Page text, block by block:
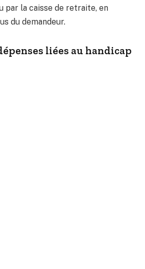
par la caisse de retraite, en
du demandeur.
liées au handicap